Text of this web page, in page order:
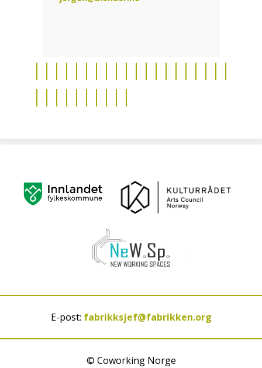
E-post: fabrikksjef@fabrikken.org
© Coworking Norge